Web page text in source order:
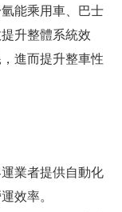
能乘用車、巴士
升整體系統效
進而提升整車性
業者提供自動化
效率。